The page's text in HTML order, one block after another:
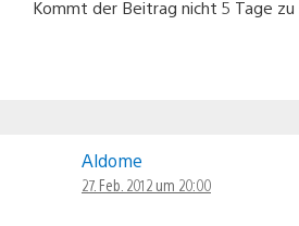
Kommt der Beitrag nicht 5 Tage zu
Aldome
27. Feb. 2012 um 20:00